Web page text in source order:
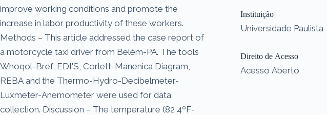
improve working conditions and promote the
increase in labor productivity of these workers.
Methods – This article addressed the case report of
a motorcycle taxi driver from Belém-PA. The tools
Whoqol-Bref, EDI'S, Corlett-Manenica Diagram,
REBA and the Thermo-Hydro-Decibelmeter-
Luxmeter-Anemometer were used for data
collection. Discussion – The temperature (82,4ºF-
Instituição
Universidade Paulista
Direito de Acesso
Acesso Aberto